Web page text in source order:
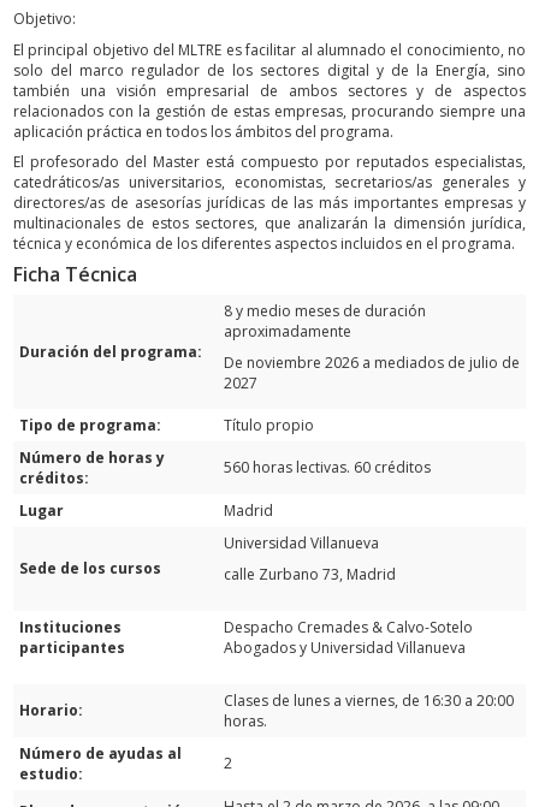
Objetivo:
El principal objetivo del MLTRE es facilitar al alumnado el conocimiento, no
solo del marco regulador de los sectores digital y de la Energía, sino
también una visión empresarial de ambos sectores y de aspectos
relacionados con la gestión de estas empresas, procurando siempre una
aplicación práctica en todos los ámbitos del programa.
El profesorado del Master está compuesto por reputados especialistas,
catedráticos/as universitarios, economistas, secretarios/as generales y
directores/as de asesorías jurídicas de las más importantes empresas y
multinacionales de estos sectores, que analizarán la dimensión jurídica,
técnica y económica de los diferentes aspectos incluidos en el programa.
Ficha Técnica
Duración del programa:
8 y medio meses de duración
aproximadamente
De noviembre 2026 a mediados de julio de
2027
Tipo de programa:
Título propio
Número de horas y
créditos:
560 horas lectivas. 60 créditos
Lugar Madrid
Sede de los cursos
Universidad Villanueva
calle Zurbano 73, Madrid
Instituciones
participantes
Despacho Cremades & Calvo-Sotelo
Abogados y Universidad Villanueva
Horario:
Clases de lunes a viernes, de 16:30 a 20:00
horas.
Número de ayudas al
estudio:
2